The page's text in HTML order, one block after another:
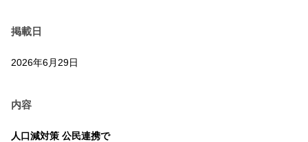
掲載日
2026年6月29日
内容
人口減対策 公民連携で